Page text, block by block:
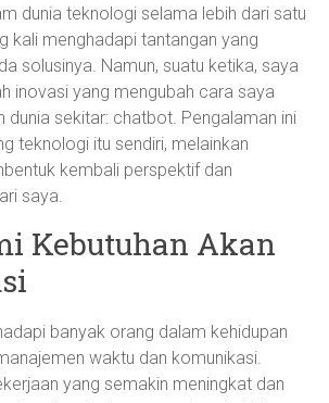
dunia teknologi selama lebih dari satu
kali menghadapi tantangan yang
solusinya. Namun, suatu ketika, saya
inovasi yang mengubah cara saya
dunia sekitar: chatbot. Pengalaman ini
teknologi itu sendiri, melainkan
kembali perspektif dan
saya.
Kebutuhan Akan
banyak orang dalam kehidupan
waktu dan komunikasi.
yang semakin meningkat dan